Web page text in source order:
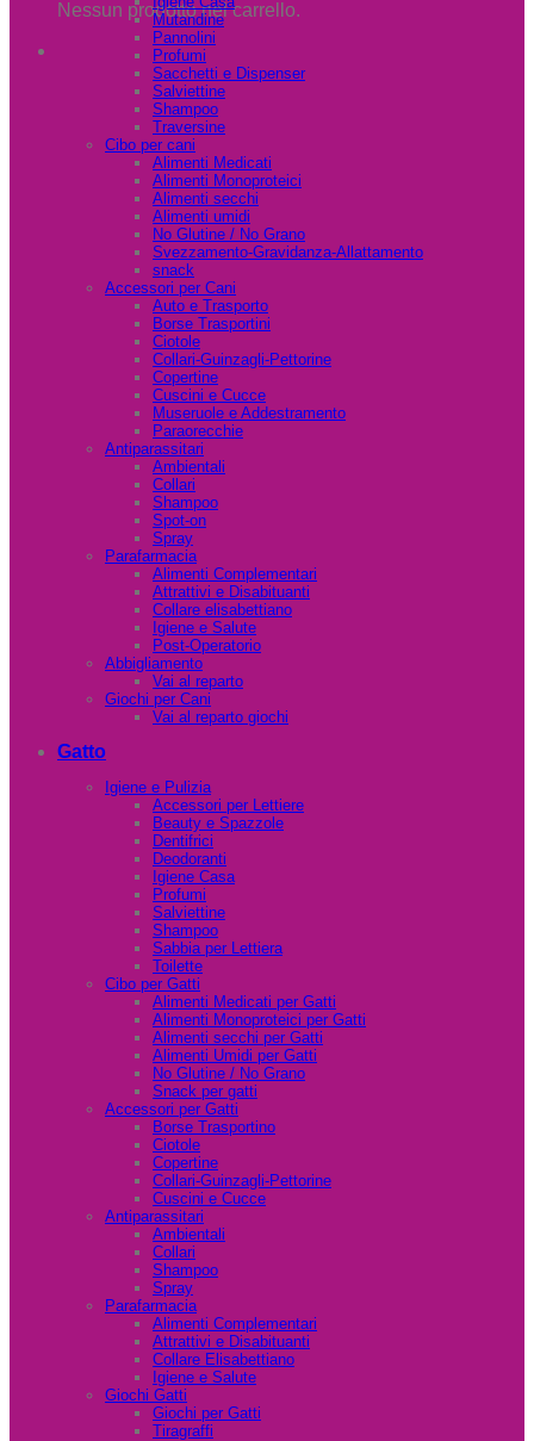
Nessun prodotto nel carrello.
Mutandine
Pannolini
Profumi
Sacchetti e Dispenser
Salviettine
Shampoo
Traversine
Cibo per cani
Alimenti Medicati
Alimenti Monoproteici
Alimenti secchi
Alimenti umidi
No Glutine / No Grano
Svezzamento-Gravidanza-Allattamento
snack
Accessori per Cani
Auto e Trasporto
Borse Trasportini
Ciotole
Collari-Guinzagli-Pettorine
Copertine
Cuscini e Cucce
Museruole e Addestramento
Paraorecchie
Antiparassitari
Ambientali
Collari
Shampoo
Spot-on
Spray
Parafarmacia
Alimenti Complementari
Attrattivi e Disabituanti
Collare elisabettiano
Igiene e Salute
Post-Operatorio
Abbigliamento
Vai al reparto
Giochi per Cani
Vai al reparto giochi
Gatto
Igiene e Pulizia
Accessori per Lettiere
Beauty e Spazzole
Dentifrici
Deodoranti
Igiene Casa
Profumi
Salviettine
Shampoo
Sabbia per Lettiera
Toilette
Cibo per Gatti
Alimenti Medicati per Gatti
Alimenti Monoproteici per Gatti
Alimenti secchi per Gatti
Alimenti Umidi per Gatti
No Glutine / No Grano
Snack per gatti
Accessori per Gatti
Borse Trasportino
Ciotole
Copertine
Collari-Guinzagli-Pettorine
Cuscini e Cucce
Antiparassitari
Ambientali
Collari
Shampoo
Spray
Parafarmacia
Alimenti Complementari
Attrattivi e Disabituanti
Collare Elisabettiano
Igiene e Salute
Giochi Gatti
Giochi per Gatti
Tiragraffi